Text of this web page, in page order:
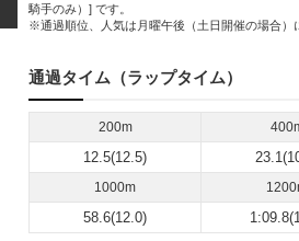
騎手のみ）] です。
※通過順位、人気は月曜午後（土日開催の場合）
通過タイム（ラップタイム）
200m
12.5(12.5)
1000m
58.6(12.0)